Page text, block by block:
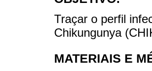
Traçar o perfil
Chikungunya
MATERIAIS E